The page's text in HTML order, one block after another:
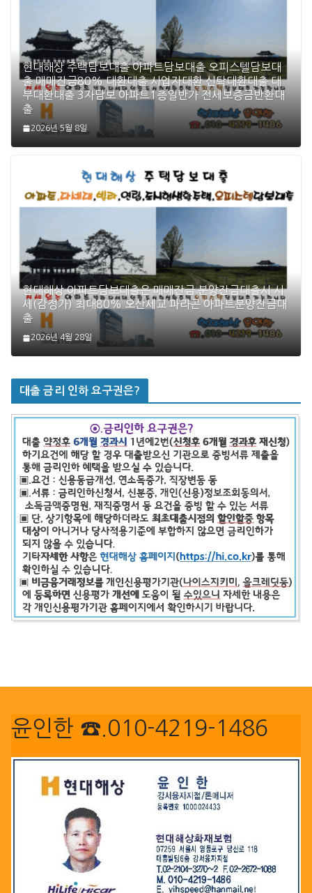
현대해상 주택담보대출 아파트담보대출 오피스텔담보대
출 매매잔금80% 대환대출 사업자대환 신탁대환대출 대
부대환대출 3자담보 아파트1층일반가 전세보증금반환대
출
2026년 5월 8일
현대해상 아파트담보대출은 매매잔금 분양잔금대출시 시
세(감정가) 최대80% 오산세교 파라곤 아파트분양잔금대
출
2026년 4월 28일
대출 금리 인하 요구권은?
윤인한 ☎.010-4219-1486